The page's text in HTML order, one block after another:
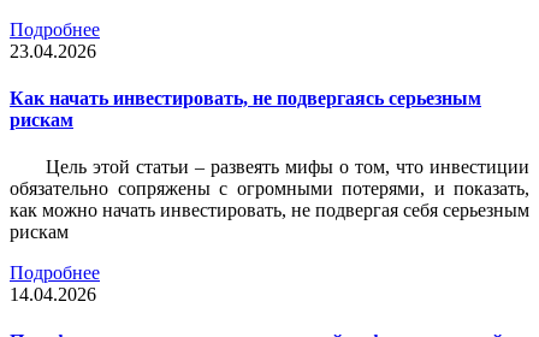
Подробнее
23.04.2026
Как начать инвестировать, не подвергаясь серьезным
рискам
Цель этой статьи – развеять мифы о том, что инвестиции
обязательно сопряжены с огромными потерями, и показать,
как можно начать инвестировать, не подвергая себя серьезным
рискам
Подробнее
14.04.2026